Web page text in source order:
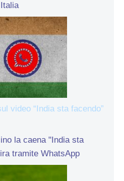
video “India sta facendo”
la caena "India sta
tramite WhatsApp